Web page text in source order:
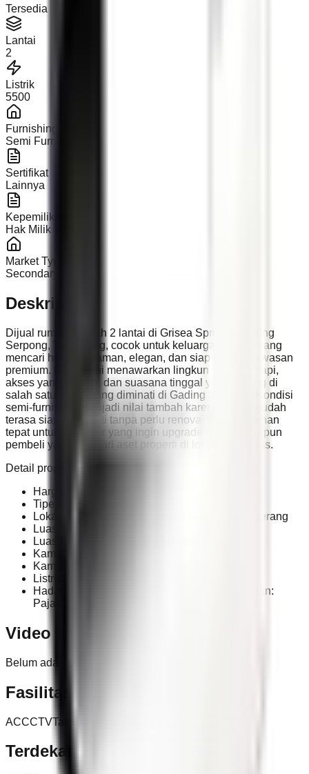
Tersedia
Lantai
2
Listrik
5500
Furnishing
Semi Furnished
Sertifikat
Lainnya
Kepemilikan
Hak Milik
Market Type
Secondary
Deskripsi
Dijual rumah mewah 2 lantai di Grisea Springs, Gading
Serpong, Tangerang, cocok untuk keluarga modern yang
mencari hunian nyaman, elegan, dan siap huni di kawasan
premium. Rumah ini menawarkan lingkungan yang rapi,
akses yang mudah, dan suasana tinggal yang tenang di
salah satu area paling diminati di Gading Serpong. Kondisi
semi-furnished menjadi nilai tambah karena rumah sudah
terasa siap ditempati tanpa perlu renovasi besar. Pilihan
tepat untuk end-user yang ingin upgrade hunian maupun
pembeli yang mencari aset properti di lokasi prestisius.
Detail properti:
Harga: Rp 3.750.000.000
Tipe Properti: Rumah
Lokasi: Grisea Springs, Gading Serpong, Tangerang
Luas Tanah: 162 m²
Luas Bangunan: 158 m² Jumlah Lantai: 2
Kamar Tidur: 3 + 1
Kamar Mandi: 3
Listrik: 5.500 Watt Sertifikat: SHGB
Hadap: Selatan Kondisi: Semi-furnished Catatan:
Pajak masing-masing, biaya AJB oleh pembeli
Video
Belum ada video untuk properti ini.
Fasilitas
ACCCTVTaman
Terdekat